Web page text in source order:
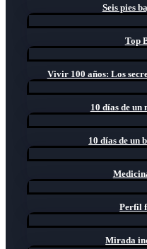
Seis pies
Top
Vivir 100 años: Los
10 días de un
10 días de un
Perfil
Mirada